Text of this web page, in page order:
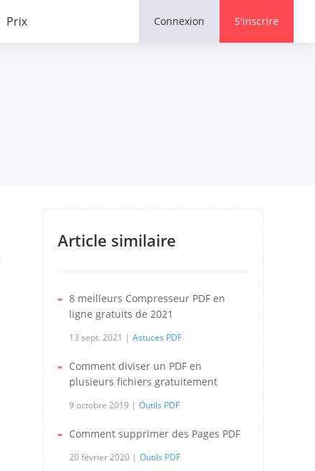
Prix Connexion S'inscrire
Commenter
Article similaire
8 meilleurs Compresseur PDF en
ligne gratuits de 2021
13 sept. 2021 Astuces PDF
Comment diviser un PDF en
plusieurs fichiers gratuitement
9 octobre 2019 Outils PDF
Comment supprimer des Pages PDF
20 février 2020 Outils PDF